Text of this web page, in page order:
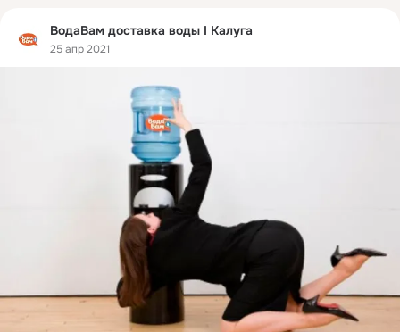
ВодаВам доставка воды I Калуга
25 апр 2021